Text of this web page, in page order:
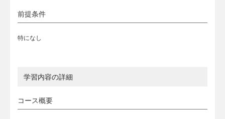
前提条件
特になし
学習内容の詳細
コース概要